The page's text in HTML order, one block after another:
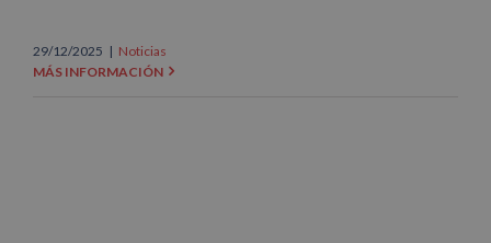
29/12/2025 | Noticias
MÁS INFORMACIÓN